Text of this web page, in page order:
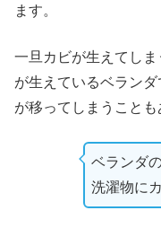
ます。
一旦カビが生えてし
が生えているベラン
が移ってしまうことも
ベランダ
洗濯物に